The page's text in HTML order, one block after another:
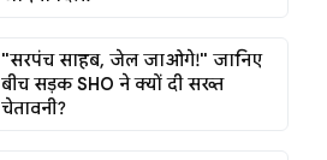
"सरपंच साहब, जेल जाओगे!" जानिए
बीच सड़क SHO ने क्यों दी सख्त
चेतावनी?